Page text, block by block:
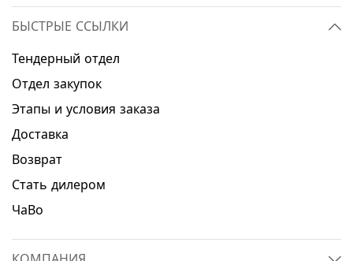
БЫСТРЫЕ ССЫЛКИ
Тендерный отдел
Отдел закупок
Этапы и условия заказа
Доставка
Возврат
Стать дилером
ЧаВо